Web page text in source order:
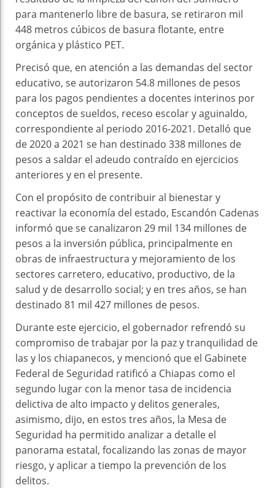
para mantenerlo libre de basura, se retiraron mil
448 metros cúbicos de basura flotante, entre
orgánica y plástico PET.
Precisó que, en atención a las demandas del sector
educativo, se autorizaron 54.8 millones de pesos
para los pagos pendientes a docentes interinos por
conceptos de sueldos, receso escolar y aguinaldo,
correspondiente al periodo 2016-2021. Detalló que
de 2020 a 2021 se han destinado 338 millones de
pesos a saldar el adeudo contraído en ejercicios
anteriores y en el presente.
Con el propósito de contribuir al bienestar y
reactivar la economía del estado, Escandón Cadenas
informó que se canalizaron 29 mil 134 millones de
pesos a la inversión pública, principalmente en
obras de infraestructura y mejoramiento de los
sectores carretero, educativo, productivo, de la
salud y de desarrollo social; y en tres años, se han
destinado 81 mil 427 millones de pesos.
Durante este ejercicio, el gobernador refrendó su
compromiso de trabajar por la paz y tranquilidad de
las y los chiapanecos, y mencionó que el Gabinete
Federal de Seguridad ratificó a Chiapas como el
segundo lugar con la menor tasa de incidencia
delictiva de alto impacto y delitos generales,
asimismo, dijo, en estos tres años, la Mesa de
Seguridad ha permitido analizar a detalle el
panorama estatal, focalizando las zonas de mayor
riesgo, y aplicar a tiempo la prevención de los
delitos.